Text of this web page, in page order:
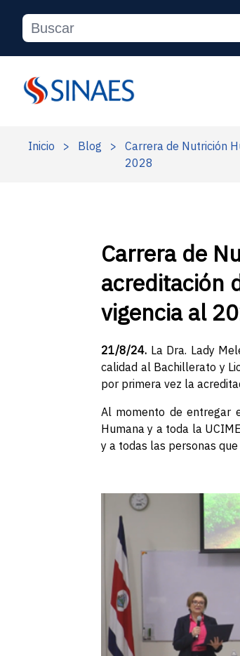
Inicio > Blog >
Carrera de Nutrición
2028
Carrera de
acreditación
vigencia al
21/8/24. La Dra. Lady
calidad al Bachillerato y
por primera vez la
Al momento de entregar
Humana y a toda la
y a todas las personas